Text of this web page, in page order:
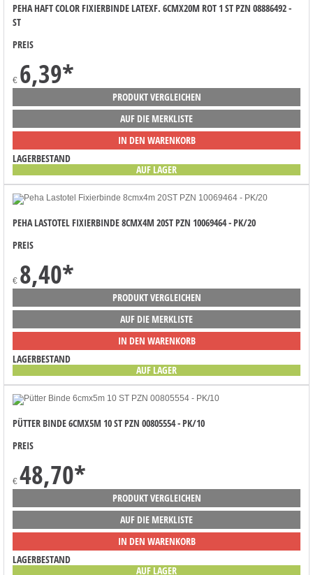
PEHA HAFT COLOR FIXIERBINDE LATEXF. 6CMX20M ROT 1 ST PZN 08886492 -
ST
PREIS
€ 6,39*
PRODUKT VERGLEICHEN
AUF DIE MERKLISTE
IN DEN WARENKORB
LAGERBESTAND
AUF LAGER
PEHA LASTOTEL FIXIERBINDE 8CMX4M 20ST PZN 10069464 - PK/20
PREIS
€ 8,40*
PRODUKT VERGLEICHEN
AUF DIE MERKLISTE
IN DEN WARENKORB
LAGERBESTAND
AUF LAGER
PÜTTER BINDE 6CMX5M 10 ST PZN 00805554 - PK/10
PREIS
€ 48,70*
PRODUKT VERGLEICHEN
AUF DIE MERKLISTE
IN DEN WARENKORB
LAGERBESTAND
AUF LAGER